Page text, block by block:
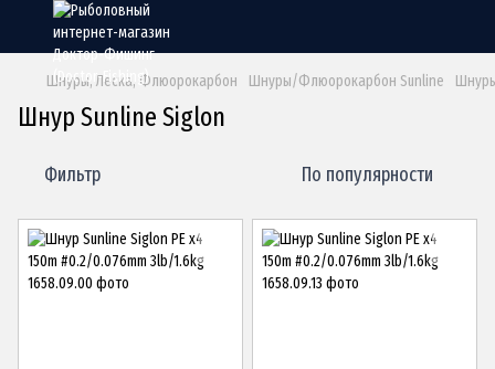
Шнуры, Леска, Флюорокарбон Шнуры/Флюорокарбон Sunline
Шнур Sunline Siglon
Фильтр По популярности